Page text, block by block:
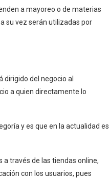
a mayoreo o de materias
su vez serán utilizadas por
del negocio al
a quien directamente lo
y es que en la actualidad es
a través de las tiendas online,
con los usuarios, pues